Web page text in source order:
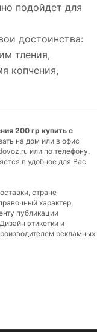
подойдет для
достоинства:
тления,
копчения,
200 гр купить с
на дом или в офис
или по телефону.
в удобное для Вас
стране
характер,
публикации
этикетки и
рекламных